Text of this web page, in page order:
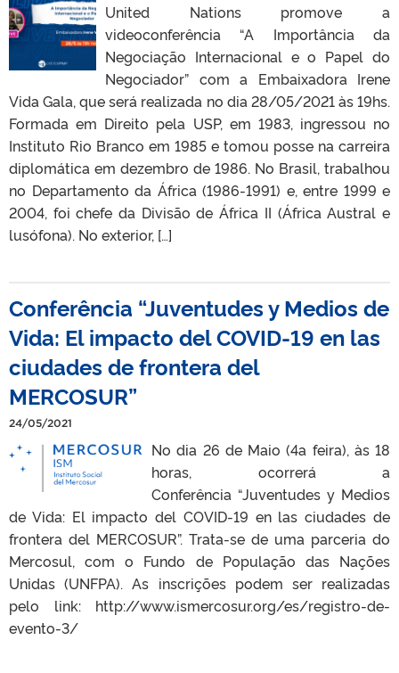
United Nations promove a
videoconferência “A Importância da
Negociação Internacional e o Papel do
Negociador” com a Embaixadora Irene
Vida Gala, que será realizada no dia 28/05/2021 às 19hs.
Formada em Direito pela USP, em 1983, ingressou no
Instituto Rio Branco em 1985 e tomou posse na carreira
diplomática em dezembro de 1986. No Brasil, trabalhou
no Departamento da África (1986-1991) e, entre 1999 e
2004, foi chefe da Divisão de África II (África Austral e
lusófona). No exterior, […]
Conferência “Juventudes y Medios de
Vida: El impacto del COVID-19 en las
ciudades de frontera del
MERCOSUR”
24/05/2021
No dia 26 de Maio (4a feira), às 18
horas, ocorrerá a
Conferência “Juventudes y Medios
de Vida: El impacto del COVID-19 en las ciudades de
frontera del MERCOSUR”. Trata-se de uma parceria do
Mercosul, com o Fundo de População das Nações
Unidas (UNFPA). As inscrições podem ser realizadas
pelo link: http://www.ismercosur.org/es/registro-de-
evento-3/